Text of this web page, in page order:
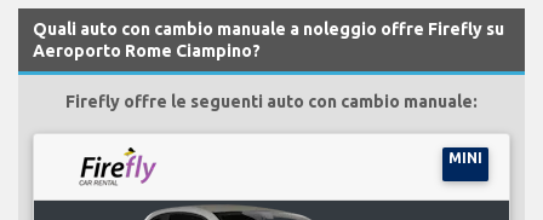
Quali auto con cambio manuale a noleggio offre Firefly su
Aeroporto Rome Ciampino?
Firefly offre le seguenti auto con cambio manuale:
MINI